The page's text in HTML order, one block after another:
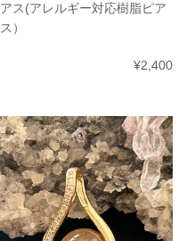
アス(アレルギー対応樹脂ピア
ス）
¥2,400